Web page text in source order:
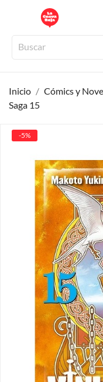
Inicio Cómics y
Saga 15
-5%